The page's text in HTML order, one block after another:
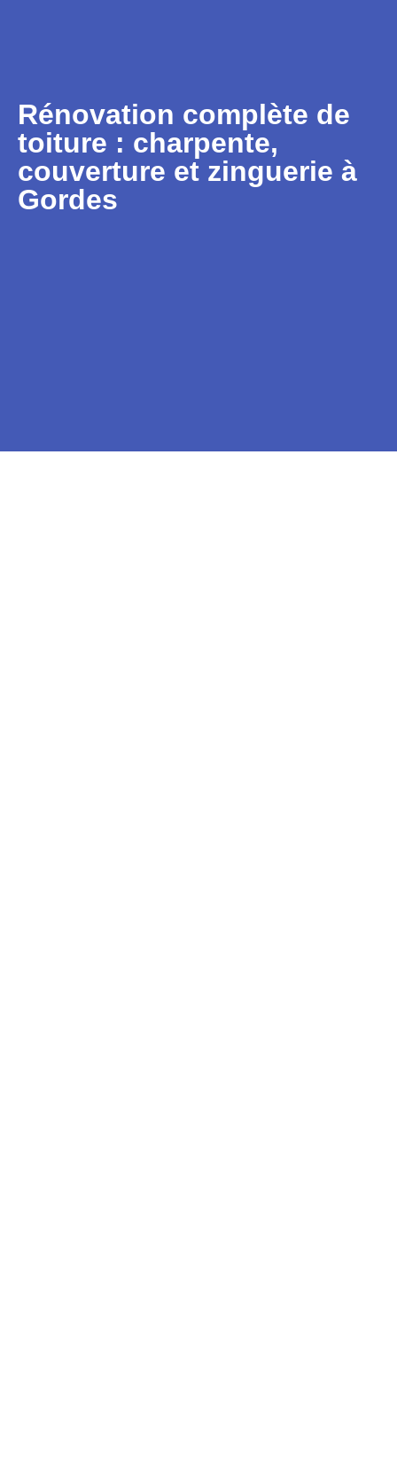
Rénovation complète de
toiture : charpente,
couverture et zinguerie à
Gordes